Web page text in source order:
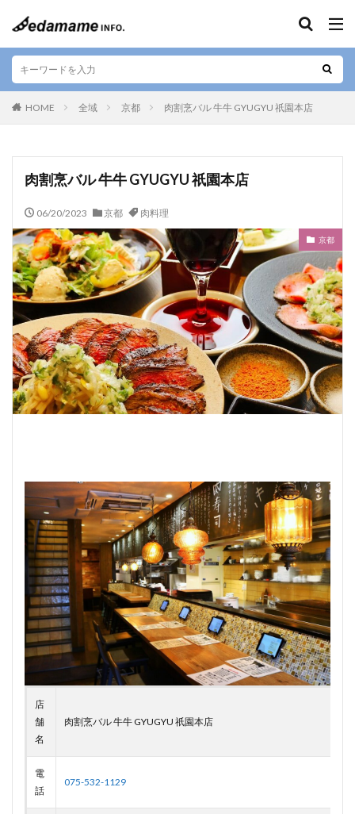
HOME 全域 京都 肉割烹バル 牛牛 GYUGYU 祇園本店
肉割烹バル 牛牛 GYUGYU 祇園本店
06/20/2023 京都 肉料理
京都
店
舗
名
肉割烹バル 牛牛 GYUGYU 祇園本店
電
話
075-532-1129
エリア
テイクアウト
お好み焼き
肉料理
お土産 ご当地料理
ベジタリアン
ステーキ
海鮮 カレー 串焼き
焼肉
しゃぶしゃぶ すきやき
グルテンフリー
定食
ビーガン 串カツ 日本酒
そば
懐石料理
中華料理 天ぷら ハラル
弁当
うどん
とんかつ 和牛 焼き鳥
検索